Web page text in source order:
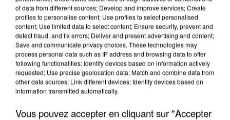
UN SECOND CADRE DE LA DZ MAFIA
INTERPELLÉ EN ALGÉRIE
of data from different sources; Develop and improve services; Create
profiles to personalise content; Use profiles to select personalised
content; Use limited data to select content; Ensure security, prevent and
detect fraud, and fix errors; Deliver and present advertising and content;
Save and communicate privacy choices. These technologies may
process personal data such as IP address and browsing data to offer
following functionalities: Identify devices based on information actively
requested; Use precise geolocation data; Match and combine data from
other data sources; Link different devices; Identify devices based on
information transmitted automatically.
Vous pouvez accepter en cliquant sur "Accepter